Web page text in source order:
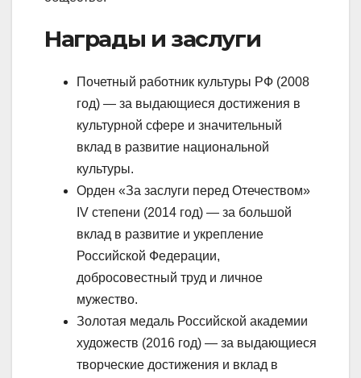
Награды и заслуги
Почетный работник культуры РФ (2008
год) — за выдающиеся достижения в
культурной сфере и значительный
вклад в развитие национальной
культуры.
Орден «За заслуги перед Отечеством»
IV степени (2014 год) — за большой
вклад в развитие и укрепление
Российской Федерации,
добросовестный труд и личное
мужество.
Золотая медаль Российской академии
художеств (2016 год) — за выдающиеся
творческие достижения и вклад в